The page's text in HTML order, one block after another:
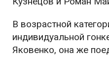
В возрастной
индивидуальной
Яковенко, она же